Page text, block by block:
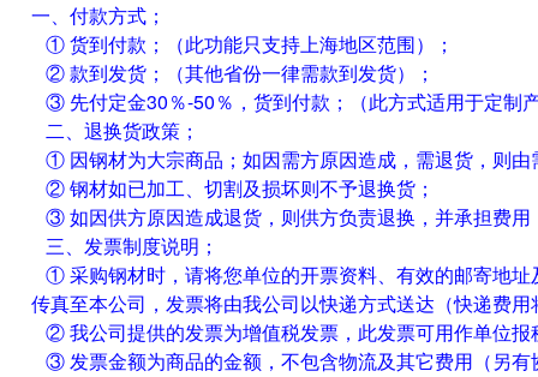
一、付款方式；
① 货到付款；（此功能只支持上海地区范围）；
② 款到发货；（其他省份一律需款到发货）；
③ 先付定金30％-50％，货到付款；（此方式适用于定制
二、退换货政策；
① 因钢材为大宗商品；如因需方原因造成，需退货，则
② 钢材如已加工、切割及损坏则不予退换货；
③ 如因供方原因造成退货，则供方负责退换，并承担费用
三、发票制度说明；
① 采购钢材时，请将您单位的开票资料、有效的邮寄地
传真至本公司，发票将由我公司以快递方式送达（快递费
② 我公司提供的发票为增值税发票，此发票可用作单位报
③ 发票金额为商品的金额，不包含物流及其它费用（另有